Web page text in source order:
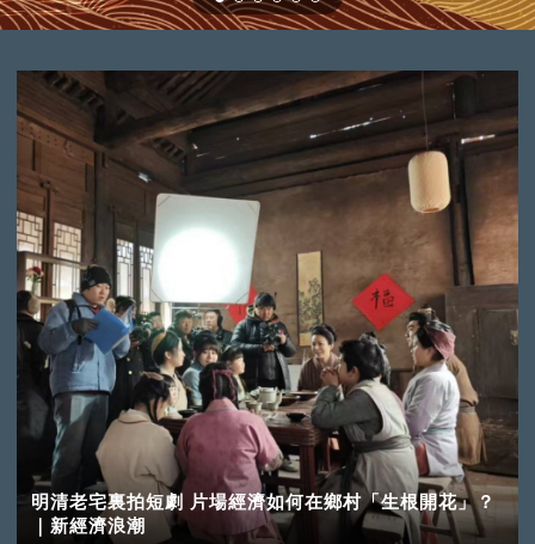
明清老宅裏拍短劇 片場經濟如何在鄉村「生根開花」？
｜新經濟浪潮